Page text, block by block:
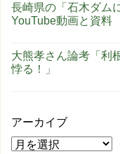
長崎県の「石木ダム
YouTube動画と資料
大熊孝さん論考「利
悖る！」
アーカイブ